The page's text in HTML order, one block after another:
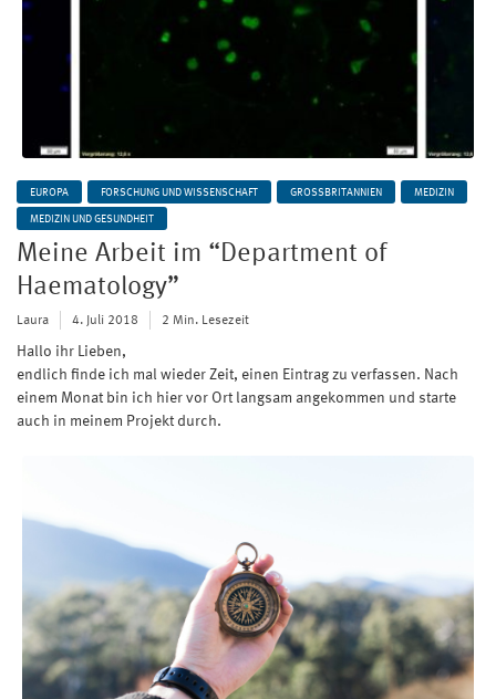
EUROPA FORSCHUNG UND WISSENSCHAFT GROSSBRITANNIEN MEDIZIN
MEDIZIN UND GESUNDHEIT
Meine Arbeit im “Department of
Haematology”
Laura 4. Juli 2018 2 Min. Lesezeit
Hallo ihr Lieben,
endlich finde ich mal wieder Zeit, einen Eintrag zu verfassen. Nach
einem Monat bin ich hier vor Ort langsam angekommen und starte
auch in meinem Projekt durch.